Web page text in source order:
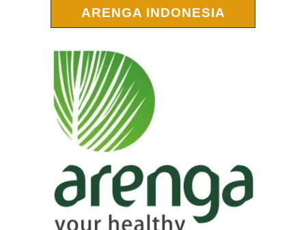
ARENGA INDONESIA